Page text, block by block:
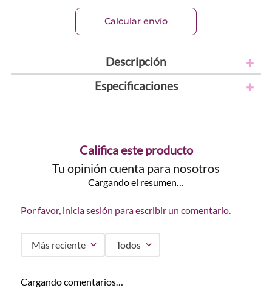
Calcular envío
Descripción
Especificaciones
Califica este producto
Tu opinión cuenta para nosotros
Cargando el resumen…
Por favor, inicia sesión para escribir un comentario.
Más reciente Todos
Cargando comentarios…